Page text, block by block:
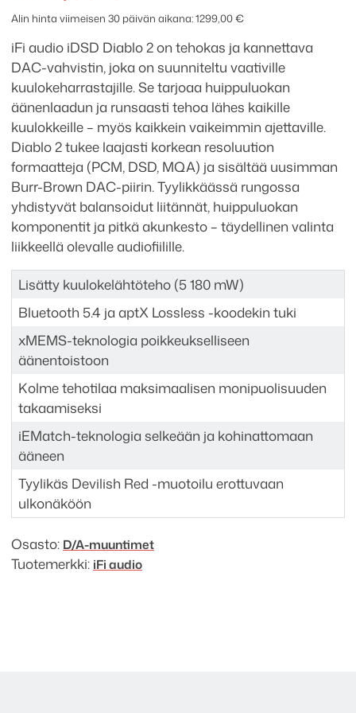
2
määrä
Alin hinta viimeisen 30 päivän aikana:1299,00€
iFi audio iDSD Diablo 2 on tehokas ja kannettava
DAC-vahvistin, joka on suunniteltu vaativille
kuulokeharrastajille. Se tarjoaa huippuluokan
äänenlaadun ja runsaasti tehoa lähes kaikille
kuulokkeille – myös kaikkein vaikeimmin ajettaville.
Diablo 2 tukee laajasti korkean resoluution
formaatteja (PCM, DSD, MQA) ja sisältää uusimman
Burr-Brown DAC-piirin. Tyylikkäässä rungossa
yhdistyvät balansoidut liitännät, huippuluokan
komponentit ja pitkä akunkesto – täydellinen valinta
liikkeellä olevalle audiofiilille.
Lisätty kuulokelähtöteho (5 180 mW)
Bluetooth 5.4 ja aptX Lossless -koodekin tuki
xMEMS-teknologia poikkeukselliseen
äänentoistoon
Kolme tehotilaa maksimaalisen monipuolisuuden
takaamiseksi
iEMatch-teknologia selkeään ja kohinattomaan
ääneen
Tyylikäs Devilish Red -muotoilu erottuvaan
ulkonäköön
Osasto: D/A-muuntimet
Tuotemerkki: iFi audio